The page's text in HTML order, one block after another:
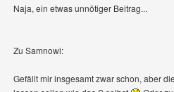
Naja, ein etwas unnötiger Beitrag...
Zu Samnowi:
Gefällt mir insgesamt zwar schon, aber